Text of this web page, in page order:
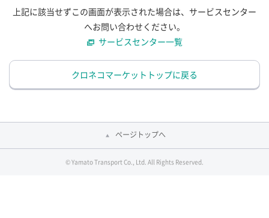
上記に該当せずこの画面が表示された場合は、サービスセンター
へお問い合わせください。
サービスセンター一覧
クロネコマーケットトップに戻る
ページトップへ
© Yamato Transport Co., Ltd. All Rights Reserved.